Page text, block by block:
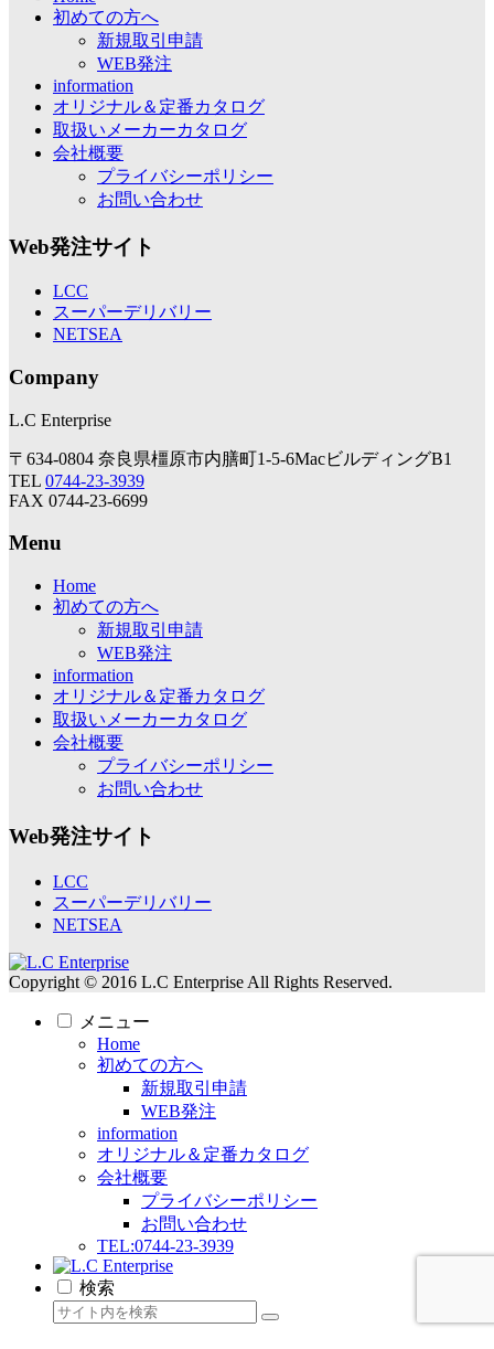
初めての方へ
新規取引申請
WEB発注
information
オリジナル＆定番カタログ
取扱いメーカーカタログ
会社概要
プライバシーポリシー
お問い合わせ
Web発注サイト
LCC
スーパーデリバリー
NETSEA
Company
L.C Enterprise
〒634-0804 奈良県橿原市内膳町1-5-6MacビルディングB1
TEL 0744-23-3939
FAX 0744-23-6699
Menu
Home
初めての方へ
新規取引申請
WEB発注
information
オリジナル＆定番カタログ
取扱いメーカーカタログ
会社概要
プライバシーポリシー
お問い合わせ
Web発注サイト
LCC
スーパーデリバリー
NETSEA
Copyright © 2016 L.C Enterprise All Rights Reserved.
メニュー
Home
初めての方へ
新規取引申請
WEB発注
information
オリジナル＆定番カタログ
会社概要
プライバシーポリシー
お問い合わせ
TEL:0744-23-3939
検索